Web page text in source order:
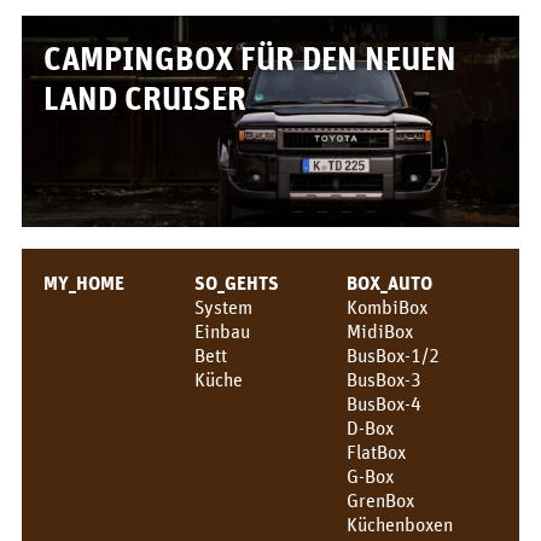
QUQUQ
Vermietung
News
CAMPINGBOX FÜR DEN NEUEN
LAND CRUISER
MY_HOME
SO_GEHTS
System
Einbau
Bett
Küche
BOX_AUTO
KombiBox
MidiBox
BusBox-1/2
BusBox-3
BusBox-4
D-Box
FlatBox
G-Box
GrenBox
Küchenboxen